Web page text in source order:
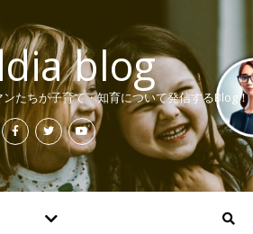
blog
たちが子育て・知育について発信するBlog！